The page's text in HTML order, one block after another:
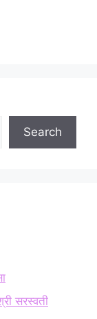
Search
सरस्वती